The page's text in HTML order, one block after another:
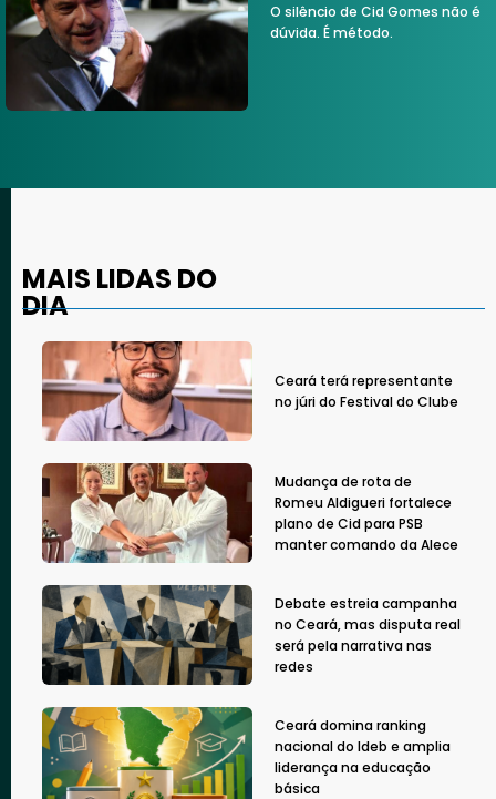
O silêncio de Cid Gomes não é
dúvida. É método.
MAIS LIDAS DO
DIA
Ceará terá representante
no júri do Festival do Clube
Mudança de rota de
Romeu Aldigueri fortalece
plano de Cid para PSB
manter comando da Alece
Debate estreia campanha
no Ceará, mas disputa real
será pela narrativa nas
redes
Ceará domina ranking
nacional do Ideb e amplia
liderança na educação
básica